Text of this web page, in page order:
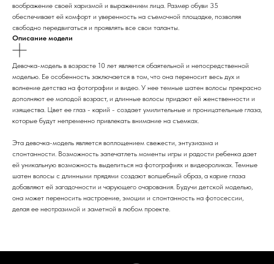
воображение своей харизмой и выражением лица. Размер обуви 35
обеспечивает ей комфорт и уверенность на съемочной площадке, позволяя
свободно передвигаться и проявлять все свои таланты.
Описание модели
Девочка-модель в возрасте 10 лет является обаятельной и непосредственной
моделью. Ее особенность заключается в том, что она переносит весь дух и
волнение детства на фотографии и видео. У нее темные шатен волосы прекрасно
дополняют ее молодой возраст, и длинные волосы придают ей женственности и
изящества. Цвет ее глаз - карий - создает умилительные и проницательные глаза,
которые будут непременно привлекать внимание на съемках.
Эта девочка-модель является воплощением свежести, энтузиазма и
спонтанности. Возможность запечатлеть моменты игры и радости ребенка дает
ей уникальную возможность выделиться на фотографиях и видеороликах. Темные
шатен волосы с длинными прядями создают волшебный образ, а карие глаза
добавляют ей загадочности и чарующего очарования. Будучи детской моделью,
она может переносить настроение, эмоции и спонтанность на фотосессии,
делая ее неотразимой и заметной в любом проекте.